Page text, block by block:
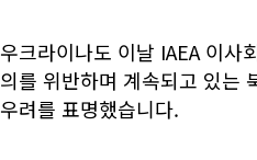
우크라이나도 이날 IAEA 이사
의를 위반하며 계속되고 있는
우려를 표명했습니다.